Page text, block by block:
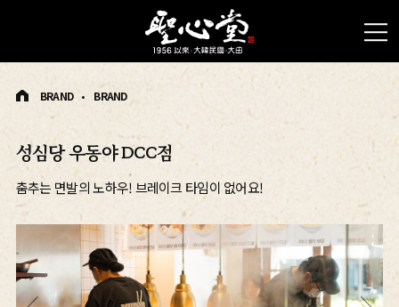
BRAND BRAND
성심당 우동야 DCC점
춤추는 면발의 노하우! 브레이크 타임이 없어요!